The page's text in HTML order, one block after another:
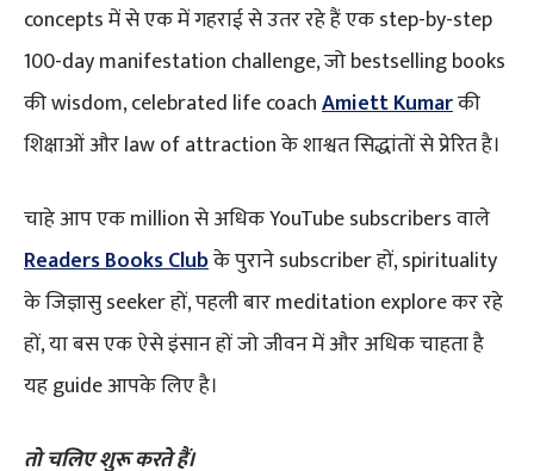
concepts में से एक में गहराई से उतर रहे हैं एक step-by-step
100-day manifestation challenge, जो bestselling books
की wisdom, celebrated life coachAmiett Kumarकी
शिक्षाओं और law of attraction के शाश्वत सिद्धांतों से प्रेरित है।
चाहे आप एक million से अधिक YouTube subscribers वाले
Readers Books Clubके पुराने subscriber हों, spirituality
के जिज्ञासु seeker हों, पहली बार meditation explore कर रहे
हों, या बस एक ऐसे इंसान हों जो जीवन में और अधिक चाहता है
यह guide आपके लिए है।
तो चलिए शुरू करते हैं।